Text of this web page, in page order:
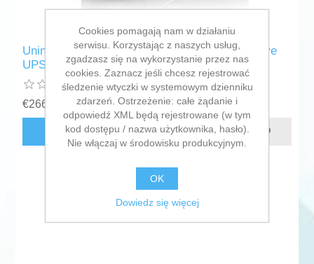
Uninterruptible Power Supply System Interactive
UPS Riello VSD 1100 1000 VA (Refurbished B)
€266,91 bez podatku
DODAJ DO KOSZYKA
Cookies pomagają nam w działaniu
serwisu. Korzystając z naszych usług,
zgadzasz się na wykorzystanie przez nas
cookies. Zaznacz jeśli chcesz rejestrować
śledzenie wtyczki w systemowym dzienniku
zdarzeń. Ostrzeżenie: całe żądanie i
odpowiedź XML będą rejestrowane (w tym
kod dostępu / nazwa użytkownika, hasło).
Nie włączaj w środowisku produkcyjnym.
OK
Dowiedz się więcej